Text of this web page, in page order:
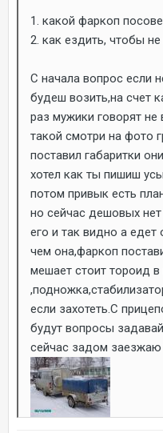
1. какой фаркоп
2. как ездить, чтобы
С начала вопрос если
будеш возить,на счет
раз мужики говорят не
такой смотри на фото
поставил габаритки
хотел как ты пишиш
потом привык есть
но сейчас дешовых
его и так видно а
чем она,фаркоп
мешает стоит тороид в
если захотеть.С
будут вопросы
сейчас задом заезжаю